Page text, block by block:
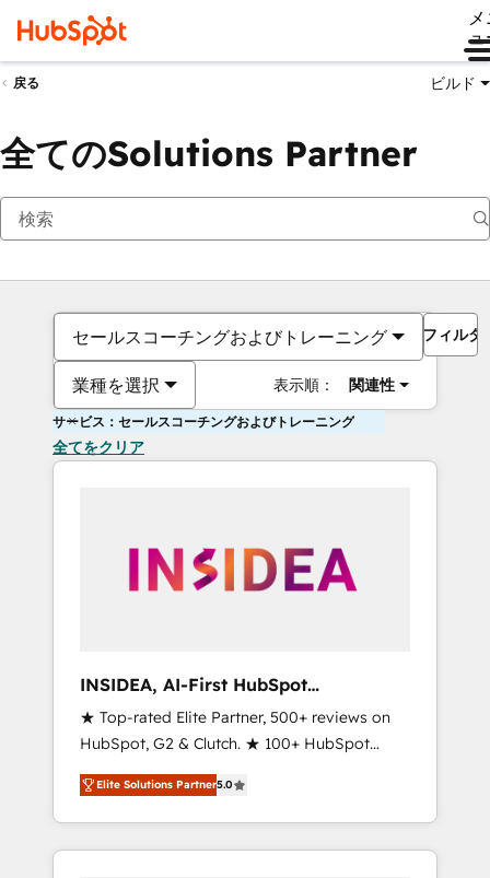
ュ
戻る ビルド
全てのSolutions Partner
セールスコーチングおよびトレーニング
業種を選択 表示順： 関連性
フィルタ
サービス：セールスコーチングおよびトレーニング
全てをクリア
INSIDEA, AI-First HubSpot
Onboarding & RevOps
★ Top-rated Elite Partner, 500+ reviews on
HubSpot, G2 & Clutch. ★ 100+ HubSpot
Certified Experts & Trainers across the team
★ 1,500+ implementations across five
continents ★ AI-First, RevOps-led,
Onboarding obsessed ★ Company of the
Elite Solutions Partner5.0